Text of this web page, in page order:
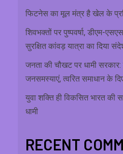
फिटनेस का मूल मंत्र है खेल के
शिवभक्तों पर पुष्पवर्षा, डीएम-
सुरक्षित कांवड़ यात्रा का दिया
जनता की चौखट पर धामी
जनसमस्याएं, त्वरित समाधान के
युवा शक्ति ही विकसित भारत की
धामी
RECENT